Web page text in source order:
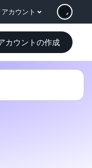
カウント
カウントの作成